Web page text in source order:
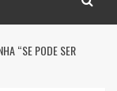
“SE PODE SER